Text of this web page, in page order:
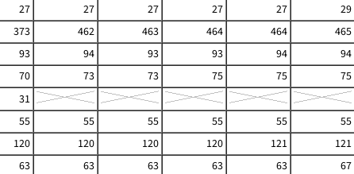
27 27 27 27 27
29
373 462 463 464 464
465
93 94 93 93 94
94
70 73 73 75 75
75
31
55 55 55 55 55
55
120 120 120 120 121
121
63 63 63 63 63
67